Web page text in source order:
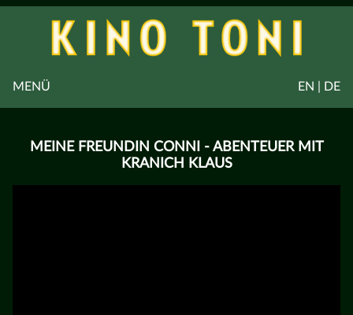
EN | DE
MENÜ
MEINE FREUNDIN CONNI - ABENTEUER MIT
KRANICH KLAUS